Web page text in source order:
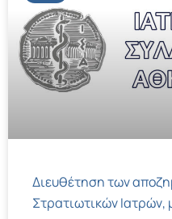
Διευθέτηση των
Στρατιωτικών Ιατρών,